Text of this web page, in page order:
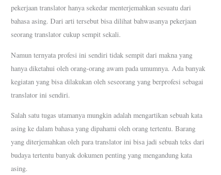
pekerjaan translator hanya sekedar menterjemahkan sesuatu dari
bahasa asing. Dari arti tersebut bisa dilihat bahwasanya pekerjaan
seorang translator cukup sempit sekali.
Namun ternyata profesi ini sendiri tidak sempit dari makna yang
hanya diketahui oleh orang-orang awam pada umumnya. Ada banyak
kegiatan yang bisa dilakukan oleh seseorang yang berprofesi sebagai
translator ini sendiri.
Salah satu tugas utamanya mungkin adalah mengartikan sebuah kata
asing ke dalam bahasa yang dipahami oleh orang tertentu. Barang
yang diterjemahkan oleh para translator ini bisa jadi sebuah teks dari
budaya tertentu banyak dokumen penting yang mengandung kata
asing.